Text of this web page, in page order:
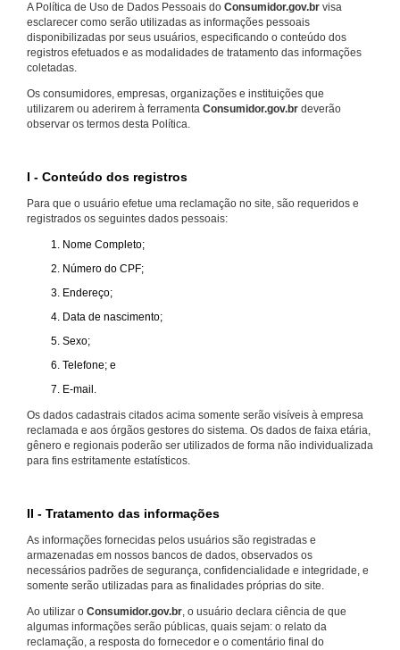
A Política de Uso de Dados Pessoais do Consumidor.gov.br visa
esclarecer como serão utilizadas as informações pessoais
disponibilizadas por seus usuários, especificando o conteúdo dos
registros efetuados e as modalidades de tratamento das informações
coletadas.
Os consumidores, empresas, organizações e instituições que
utilizarem ou aderirem à ferramenta Consumidor.gov.br deverão
observar os termos desta Política.
I - Conteúdo dos registros
Para que o usuário efetue uma reclamação no site, são requeridos e
registrados os seguintes dados pessoais:
Nome Completo;
Número do CPF;
Endereço;
Data de nascimento;
Sexo;
Telefone; e
E-mail.
Os dados cadastrais citados acima somente serão visíveis à empresa
reclamada e aos órgãos gestores do sistema. Os dados de faixa etária,
gênero e regionais poderão ser utilizados de forma não individualizada
para fins estritamente estatísticos.
II - Tratamento das informações
As informações fornecidas pelos usuários são registradas e
armazenadas em nossos bancos de dados, observados os
necessários padrões de segurança, confidencialidade e integridade, e
somente serão utilizadas para as finalidades próprias do site.
Ao utilizar o Consumidor.gov.br, o usuário declara ciência de que
algumas informações serão públicas, quais sejam: o relato da
reclamação, a resposta do fornecedor e o comentário final do